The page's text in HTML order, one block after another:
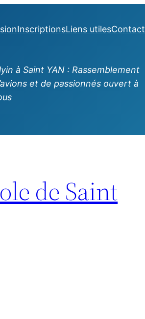
InscriptionsLiens utilesContact
à Saint YAN : Rassemblement
et de passionnés ouvert à
de Saint